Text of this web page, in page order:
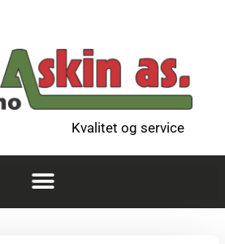
Kvalitet og service